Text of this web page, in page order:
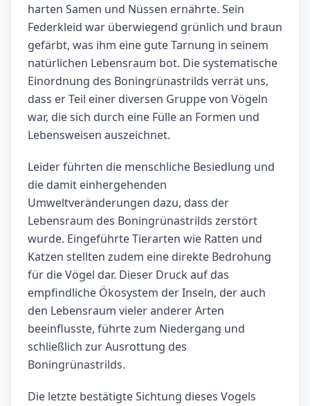
harten Samen und Nüssen ernährte. Sein
Federkleid war überwiegend grünlich und braun
gefärbt, was ihm eine gute Tarnung in seinem
natürlichen Lebensraum bot. Die systematische
Einordnung des Boningrünastrilds verrät uns,
dass er Teil einer diversen Gruppe von Vögeln
war, die sich durch eine Fülle an Formen und
Lebensweisen auszeichnet.
Leider führten die menschliche Besiedlung und
die damit einhergehenden
Umweltveränderungen dazu, dass der
Lebensraum des Boningrünastrilds zerstört
wurde. Eingeführte Tierarten wie Ratten und
Katzen stellten zudem eine direkte Bedrohung
für die Vögel dar. Dieser Druck auf das
empfindliche Ökosystem der Inseln, der auch
den Lebensraum vieler anderer Arten
beeinflusste, führte zum Niedergang und
schließlich zur Ausrottung des
Boningrünastrilds.
Die letzte bestätigte Sichtung dieses Vogels